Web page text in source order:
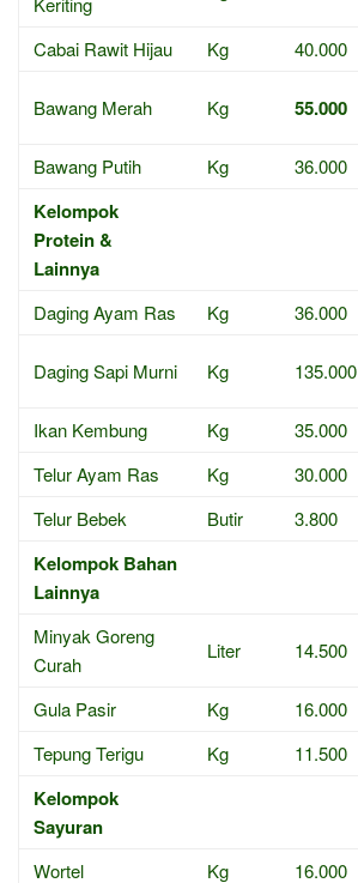
Cabai Rawit Hijau Kg 40.000
Bawang Merah Kg 55.000
Bawang Putih Kg 36.000
Kelompok
Protein &
Lainnya
Daging Ayam Ras Kg 36.000
Daging Sapi Murni Kg 135.000
Ikan Kembung
Kg 35.000
Telur Ayam Ras
Kg 30.000
Telur Bebek
Butir 3.800
Kelompok Bahan
Lainnya
Minyak Goreng
Curah
Liter 14.500
Gula Pasir Kg 16.000
Tepung Terigu
Kg 11.500
Kelompok
Sayuran
Wortel Kg 16.000